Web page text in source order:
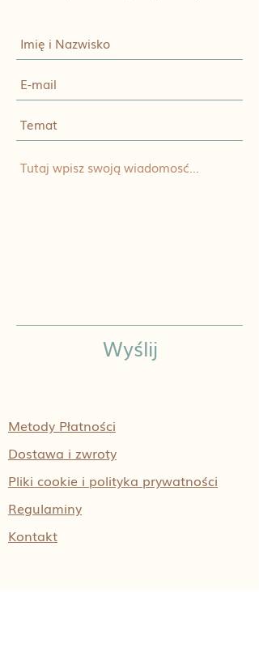
Wyślij
Metody Płatności
Dostawa i zwroty
Pliki cookie i polityka prywatności
Regulaminy
Kontakt